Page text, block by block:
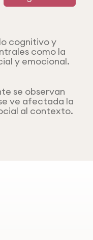
cognitivo y
como la
y emocional.
se observan
ve afectada la
al contexto.